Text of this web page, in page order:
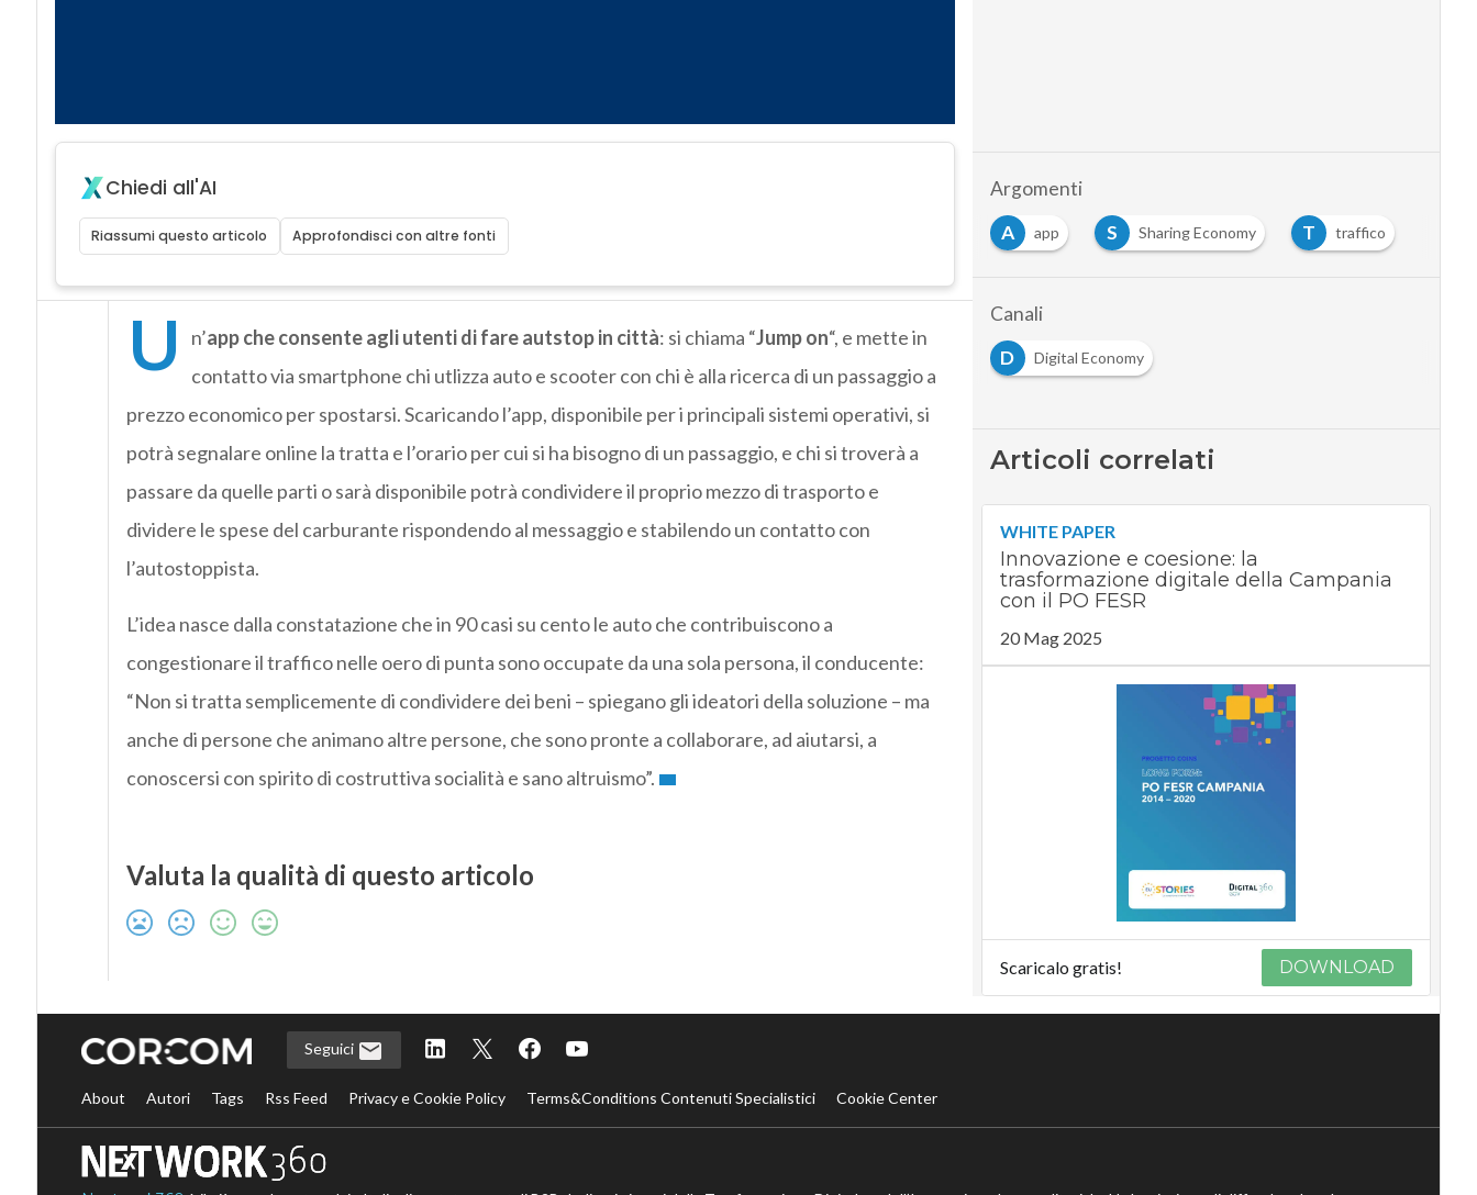
Chiedi all'AI
Riassumi questo articolo Approfondisci con altre fonti
U n’app che consente agli utenti di fare autstop in città: si chiama “Jump on“, e mette in
contatto via smartphone chi utlizza auto e scooter con chi è alla ricerca di un passaggio a
prezzo economico per spostarsi. Scaricando l’app, disponibile per i principali sistemi operativi, si
potrà segnalare online la tratta e l’orario per cui si ha bisogno di un passaggio, e chi si troverà a
passare da quelle parti o sarà disponibile potrà condividere il proprio mezzo di trasporto e
dividere le spese del carburante rispondendo al messaggio e stabilendo un contatto con
l’autostoppista.
L’idea nasce dalla constatazione che in 90 casi su cento le auto che contribuiscono a
congestionare il traffico nelle oero di punta sono occupate da una sola persona, il conducente:
“Non si tratta semplicemente di condividere dei beni – spiegano gli ideatori della soluzione – ma
anche di persone che animano altre persone, che sono pronte a collaborare, ad aiutarsi, a
conoscersi con spirito di costruttiva socialità e sano altruismo”.
Valuta la qualità di questo articolo
Argomenti
A
app S Sharing Economy T traffico
Canali
D
Digital Economy
Articoli correlati
WHITE PAPER
Innovazione e coesione: la
trasformazione digitale della Campania
con il PO FESR
20 Mag 2025
Scaricalo gratis! DOWNLOAD
Seguici
About Autori Tags Rss Feed Privacy e Cookie Policy Terms&Conditions Contenuti Specialistici Cookie Center